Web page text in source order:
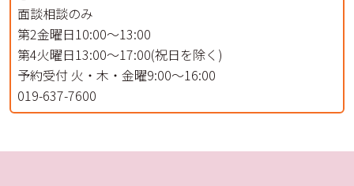
面談相談のみ
第2金曜日10:00～13:00
第4火曜日13:00～17:00(祝日を除く)
予約受付 火・木・金曜9:00～16:00
019-637-7600